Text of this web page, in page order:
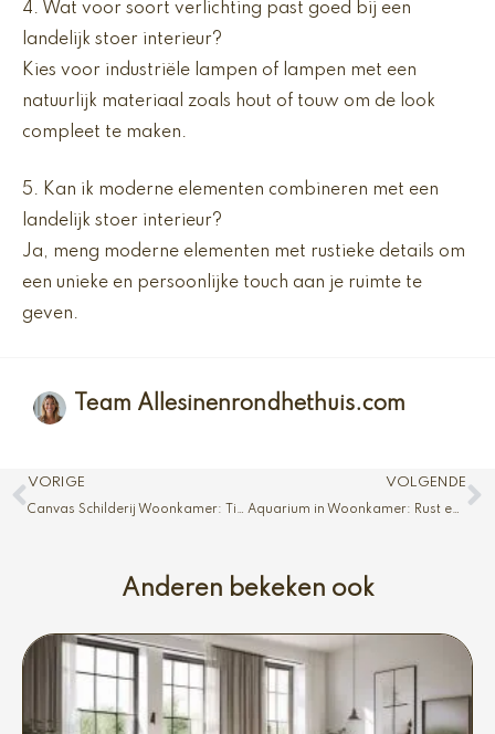
4. Wat voor soort verlichting past goed bij een
landelijk stoer interieur?
Kies voor industriële lampen of lampen met een
natuurlijk materiaal zoals hout of touw om de look
compleet te maken.
5. Kan ik moderne elementen combineren met een
landelijk stoer interieur?
Ja, meng moderne elementen met rustieke details om
een unieke en persoonlijke touch aan je ruimte te
geven.
Team Allesinenrondhethuis.com
Vorige
VORIGE
Canvas Schilderij Woonkamer: Tijdloos en Betaalbaar
VOLGENDE
Aquarium in Woonkamer: Rust en Sfeer
Anderen bekeken ook